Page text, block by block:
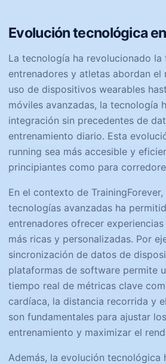
Evolución tecnológica
La tecnología ha revolucionado la
entrenadores y atletas abordan el
uso de dispositivos wearables
móviles avanzadas, la tecnología
integración sin precedentes de
entrenamiento diario. Esta
running sea más accesible y
principiantes como para
En el contexto de
tecnologías avanzadas ha
entrenadores ofrecer
más ricas y personalizadas. Por
sincronización de datos de
plataformas de software permite
tiempo real de métricas clave
cardíaca, la distancia recorrida y
son fundamentales para ajustar
entrenamiento y maximizar el
Además, la evolución tecnológica